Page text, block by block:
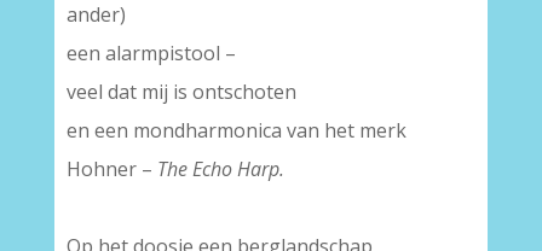
ander)
een alarmpistool –
veel dat mij is ontschoten
en een mondharmonica van het merk
Hohner – The Echo Harp.